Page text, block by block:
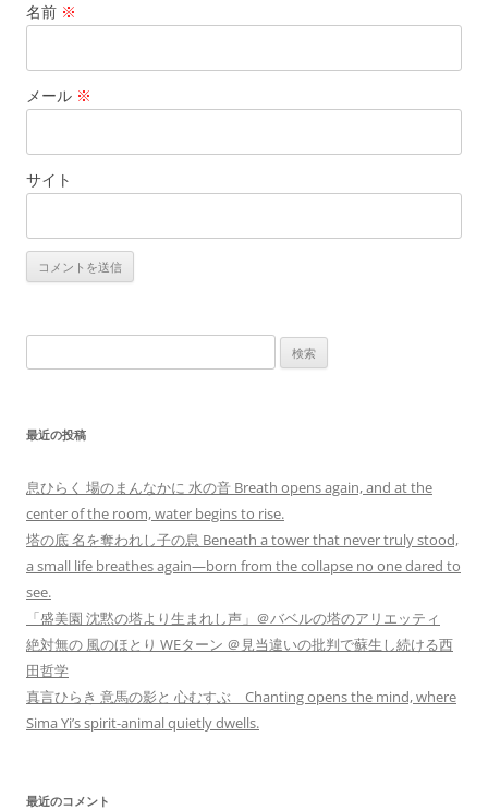
名前 ※
メール ※
サイト
索:
最近の投稿
息ひらく 場のまんなかに 水の音 Breath opens again, and at the
center of the room, water begins to rise.
塔の底 名を奪われし子の息 Beneath a tower that never truly stood,
a small life breathes again—born from the collapse no one dared to
see.
「盛美園 沈黙の塔より生まれし声」＠バベルの塔のアリエッティ
絶対無の 風のほとり WEターン ＠見当違いの批判で蘇生し続ける西
田哲学
真言ひらき 意馬の影と 心むすぶ Chanting opens the mind, where
Sima Yi’s spirit-animal quietly dwells.
最近のコメント